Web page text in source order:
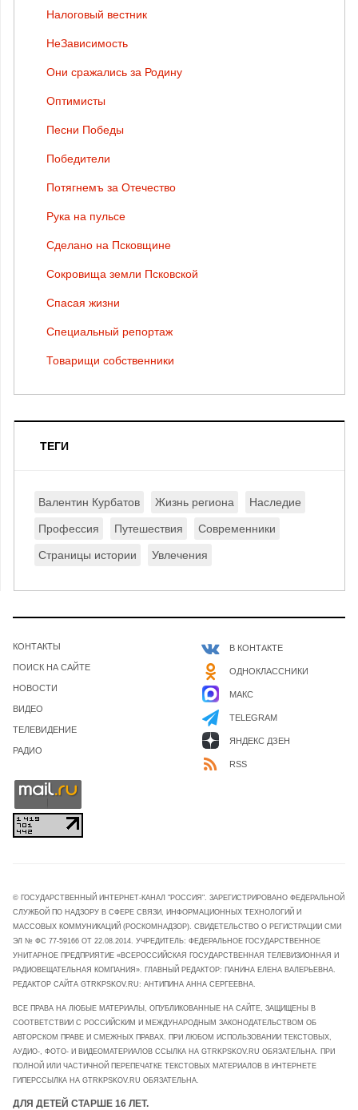
Налоговый вестник
НеЗависимость
Они сражались за Родину
Оптимисты
Песни Победы
Победители
Потягнемъ за Отечество
Рука на пульсе
Сделано на Псковщине
Сокровища земли Псковской
Спасая жизни
Специальный репортаж
Товарищи собственники
ТЕГИ
Валентин Курбатов Жизнь региона Наследие
Профессия Путешествия Современники
Страницы истории Увлечения
КОНТАКТЫ
ПОИСК НА САЙТЕ
НОВОСТИ
ВИДЕО
ТЕЛЕВИДЕНИЕ
РАДИО
В КОНТАКТЕ
ОДНОКЛАССНИКИ
МАКС
TELEGRAM
ЯНДЕКС ДЗЕН
RSS
© ГОСУДАРСТВЕННЫЙ ИНТЕРНЕТ-КАНАЛ "РОССИЯ". ЗАРЕГИСТРИРОВАНО ФЕДЕРАЛЬНОЙ
СЛУЖБОЙ ПО НАДЗОРУ В СФЕРЕ СВЯЗИ, ИНФОРМАЦИОННЫХ ТЕХНОЛОГИЙ И
МАССОВЫХ КОММУНИКАЦИЙ (РОСКОМНАДЗОР). СВИДЕТЕЛЬСТВО О РЕГИСТРАЦИИ СМИ
ЭЛ № ФС 77-59166 ОТ 22.08.2014. УЧРЕДИТЕЛЬ: ФЕДЕРАЛЬНОЕ ГОСУДАРСТВЕННОЕ
УНИТАРНОЕ ПРЕДПРИЯТИЕ «ВСЕРОССИЙСКАЯ ГОСУДАРСТВЕННАЯ ТЕЛЕВИЗИОННАЯ И
РАДИОВЕЩАТЕЛЬНАЯ КОМПАНИЯ». ГЛАВНЫЙ РЕДАКТОР: ПАНИНА ЕЛЕНА ВАЛЕРЬЕВНА.
РЕДАКТОР САЙТА GTRKPSKOV.RU: АНТИПИНА АННА СЕРГЕЕВНА.
ВСЕ ПРАВА НА ЛЮБЫЕ МАТЕРИАЛЫ, ОПУБЛИКОВАННЫЕ НА САЙТЕ, ЗАЩИЩЕНЫ В
СООТВЕТСТВИИ С РОССИЙСКИМ И МЕЖДУНАРОДНЫМ ЗАКОНОДАТЕЛЬСТВОМ ОБ
АВТОРСКОМ ПРАВЕ И СМЕЖНЫХ ПРАВАХ. ПРИ ЛЮБОМ ИСПОЛЬЗОВАНИИ ТЕКСТОВЫХ,
АУДИО-, ФОТО- И ВИДЕОМАТЕРИАЛОВ ССЫЛКА НА GTRKPSKOV.RU ОБЯЗАТЕЛЬНА. ПРИ
ПОЛНОЙ ИЛИ ЧАСТИЧНОЙ ПЕРЕПЕЧАТКЕ ТЕКСТОВЫХ МАТЕРИАЛОВ В ИНТЕРНЕТЕ
ГИПЕРССЫЛКА НА GTRKPSKOV.RU ОБЯЗАТЕЛЬНА.
ДЛЯ ДЕТЕЙ СТАРШЕ 16 ЛЕТ.